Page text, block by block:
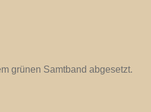
grünen Samtband abgesetzt.